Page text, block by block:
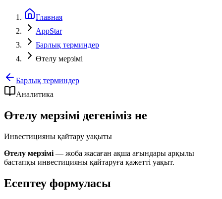
Главная
AppStar
Барлық терминдер
Өтелу мерзімі
Барлық терминдер
Аналитика
Өтелу мерзімі дегеніміз не
Инвестицияны қайтару уақыты
Өтелу мерзімі — жоба жасаған ақша ағындары арқылы
бастапқы инвестицияны қайтаруға қажетті уақыт.
Есептеу формуласы